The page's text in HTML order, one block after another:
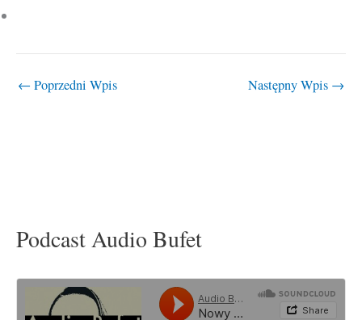
← Poprzedni Wpis Następny Wpis →
Podcast Audio Bufet